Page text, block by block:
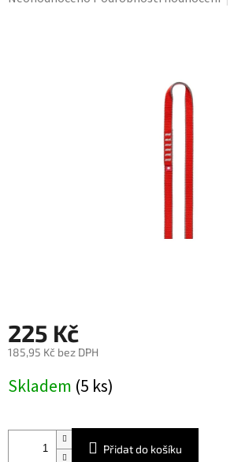
225 Kč
185,95 Kč bez DPH
cena:
Skladem (5 ks)
Přidat do košíku